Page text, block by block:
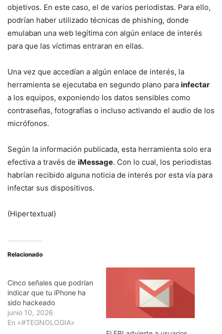
objetivos. En este caso, el de varios periodistas. Para ello,
podrían haber utilizado técnicas de phishing, donde
emulaban una web legítima con algún enlace de interés
para que las víctimas entraran en ellas.
Una vez que accedían a algún enlace de interés, la
herramienta se ejecutaba en segundo plano para infectar
a los equipos, exponiendo los datos sensibles como
contraseñas, fotografías o incluso activando el audio de los
micrófonos.
Según la información publicada, esta herramienta solo era
efectiva a través de iMessage. Con lo cual, los periodistas
habrían recibido alguna noticia de interés por esta vía para
infectar sus dispositivos.
(Hipertextual)
Relacionado
Cinco señales que podrían
indicar que tu iPhone ha
sido hackeado
junio 10, 2026
En «#TEGNOLOGIA»